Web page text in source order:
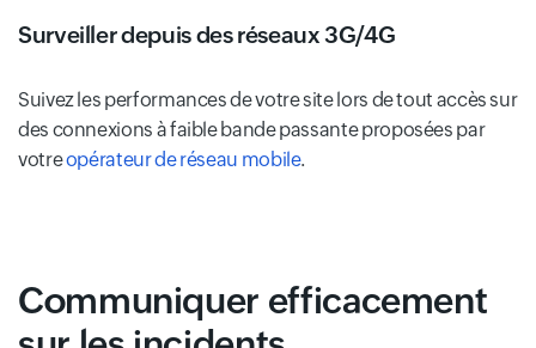
Surveiller depuis des réseaux 3G/4G
Suivez les performances de votre site lors de tout accès sur
des connexions à faible bande passante proposées par
votreopérateur de réseau mobile.
Communiquer efficacement